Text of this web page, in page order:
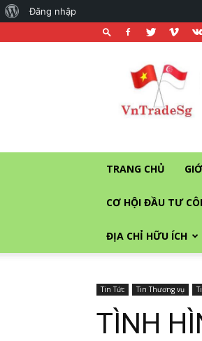
Cổng
thương
và
vào
Singapore
TRANG CHỦ
CƠ HỘI ĐẦU TƯ
ĐỊA CHỈ HỮU ÍCH
Tin Tức Tin Thương vụ
TÌNH
About
Đăng nhập